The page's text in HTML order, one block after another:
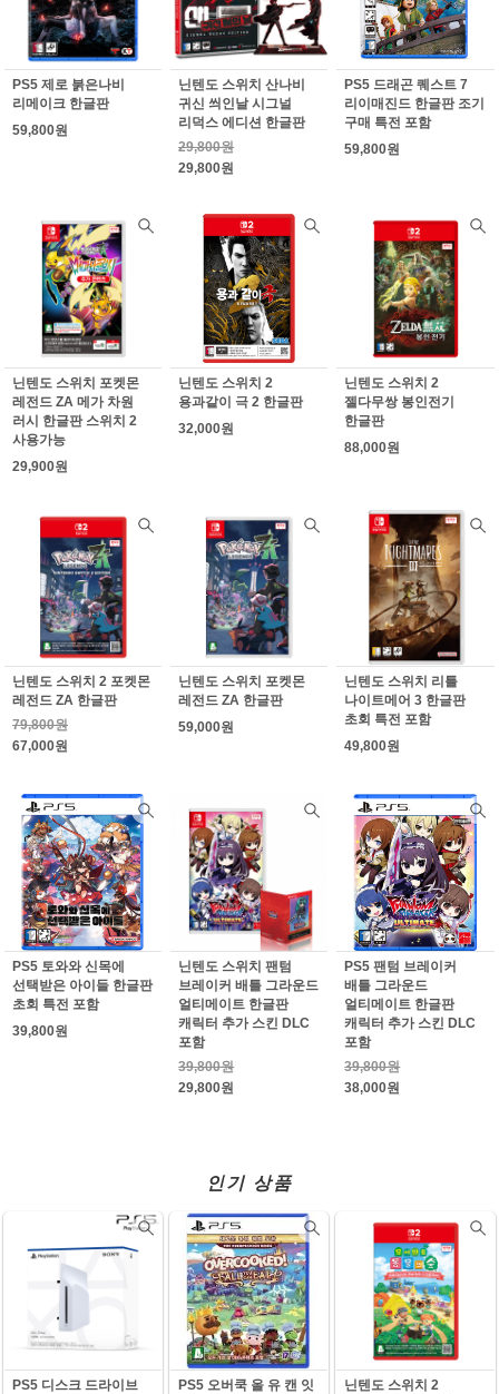
PS5 제로 붉은나비
리메이크 한글판
59,800원
닌텐도 스위치 산나비
귀신 씌인날 시그널
리덕스 에디션 한글판
29,800원
29,800원
PS5 드래곤 퀘스트 7
리이매진드 한글판 조기
구매 특전 포함
59,800원
닌텐도 스위치 포켓몬
레전드 ZA 메가 차원
러시 한글판 스위치 2
사용가능
29,900원
닌텐도 스위치 2
용과같이 극 2 한글판
32,000원
닌텐도 스위치 2
젤다무쌍 봉인전기
한글판
88,000원
닌텐도 스위치 2 포켓몬
레전드 ZA 한글판
79,800원
67,000원
닌텐도 스위치 포켓몬
레전드 ZA 한글판
59,000원
닌텐도 스위치 리틀
나이트메어 3 한글판
초회 특전 포함
49,800원
PS5 토와와 신목에
선택받은 아이들 한글판
초회 특전 포함
39,800원
닌텐도 스위치 팬텀
브레이커 배틀 그라운드
얼티메이트 한글판
캐릭터 추가 스킨 DLC
포함
39,800원
29,800원
PS5 팬텀 브레이커
배틀 그라운드
얼티메이트 한글판
캐릭터 추가 스킨 DLC
포함
39,800원
38,000원
인기 상품
PS5 디스크 드라이브
PS5 오버쿡 올 유 캔 잇
닌텐도 스위치 2